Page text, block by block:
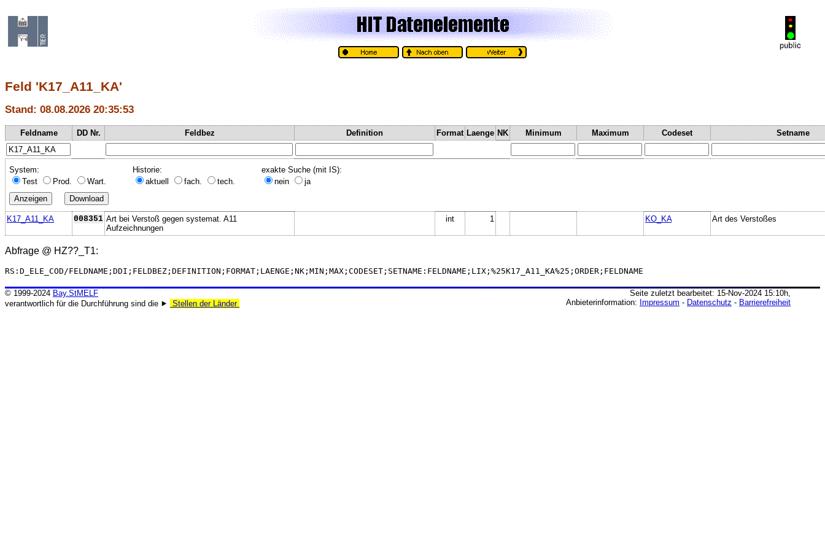
Feld 'K17_A11_KA'
Stand: 08.08.2026 20:35:53
Feldname DD Nr. Feldbez Definition Format Laenge NK Minimum Maximum Codeset Setname
System:
Test
Prod. Wart.
Historie:
aktuell
fach. tech.
exakte Suche (mit IS):
nein
ja
K17_A11_KA 008351 Art bei Verstoß gegen systemat. A11
Aufzeichnungen
int 1 KO_KA Art des Verstoßes
Abfrage @ HZ??_T1:
RS:D_ELE_COD/FELDNAME;DDI;FELDBEZ;DEFINITION;FORMAT;LAENGE;NK;MIN;MAX;CODESET;SETNAME:FELDNAME;LIX;%25K17_A11_KA%25;ORDER;FELDNAME
Seite zuletzt bearbeitet: 15-Nov-2024 15:10h,
Anbieterinformation: Impressum - Datenschutz - Barrierefreiheit
© 1999-2024 Bay.StMELF
verantwortlich für die Durchführung sind die ⯈
Stellen der Länder